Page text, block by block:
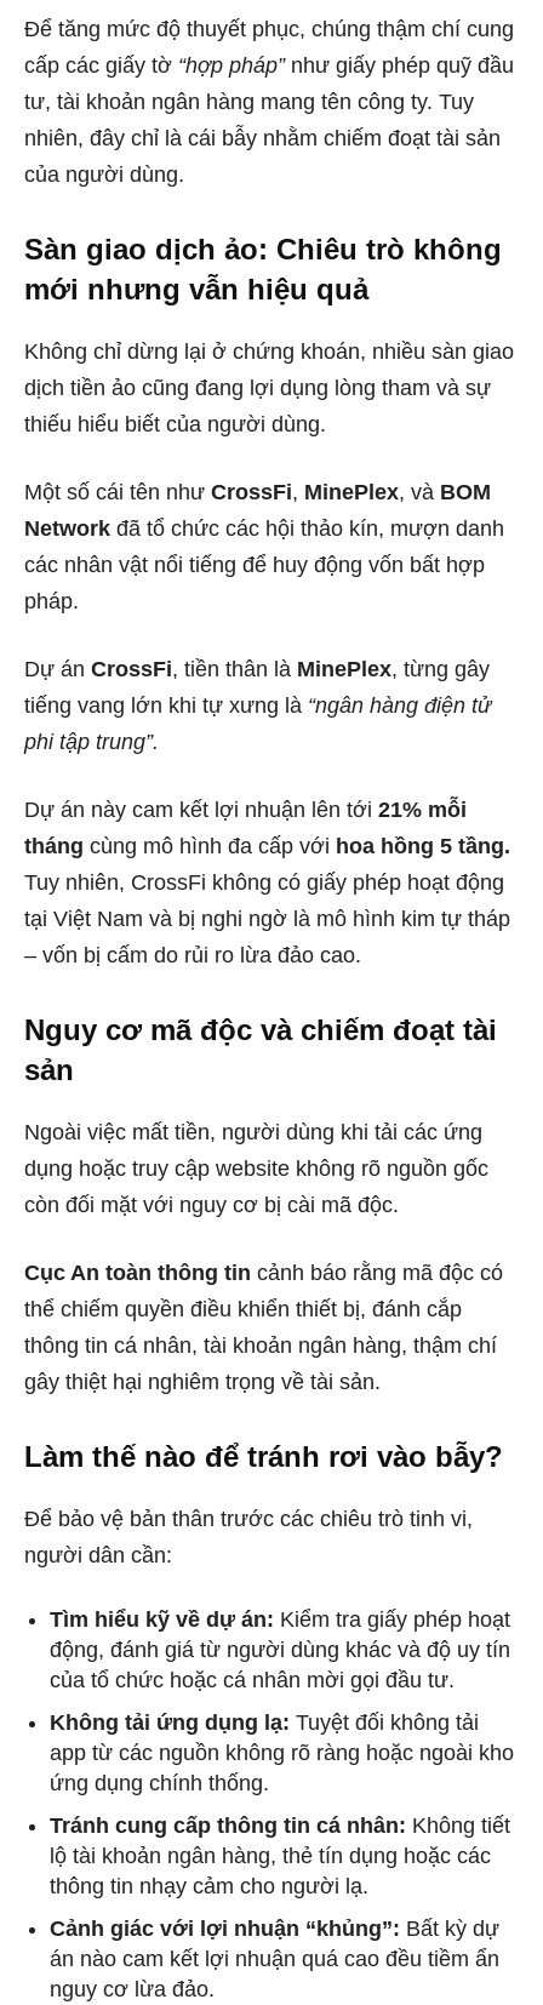
Để tăng mức độ thuyết phục, chúng thậm chí cung
cấp các giấy tờ “hợp pháp”như giấy phép quỹ đầu
tư, tài khoản ngân hàng mang tên công ty. Tuy
nhiên, đây chỉ là cái bẫy nhằm chiếm đoạt tài sản
của người dùng.
Sàn giao dịch ảo: Chiêu trò không
mới nhưng vẫn hiệu quả
Không chỉ dừng lại ở chứng khoán, nhiều sàn giao
dịch tiền ảo cũng đang lợi dụng lòng tham và sự
thiếu hiểu biết của người dùng.
Một số cái tên như CrossFi, MinePlex, và BOM
Network đã tổ chức các hội thảo kín, mượn danh
các nhân vật nổi tiếng để huy động vốn bất hợp
pháp.
Dự án CrossFi, tiền thân là MinePlex, từng gây
tiếng vang lớn khi tự xưng là “ngân hàng điện tử
phi tập trung”.
Dự án này cam kết lợi nhuận lên tới 21% mỗi
tháng cùng mô hình đa cấp với hoa hồng 5 tầng.
Tuy nhiên, CrossFi không có giấy phép hoạt động
tại Việt Nam và bị nghi ngờ là mô hình kim tự tháp
– vốn bị cấm do rủi ro lừa đảo cao.
Nguy cơ mã độc và chiếm đoạt tài
sản
Ngoài việc mất tiền, người dùng khi tải các ứng
dụng hoặc truy cập website không rõ nguồn gốc
còn đối mặt với nguy cơ bị cài mã độc.
Cục An toàn thông tin cảnh báo rằng mã độc có
thể chiếm quyền điều khiển thiết bị, đánh cắp
thông tin cá nhân, tài khoản ngân hàng, thậm chí
gây thiệt hại nghiêm trọng về tài sản.
Làm thế nào để tránh rơi vào bẫy?
Để bảo vệ bản thân trước các chiêu trò tinh vi,
người dân cần:
Tìm hiểu kỹ về dự án: Kiểm tra giấy phép hoạt
động, đánh giá từ người dùng khác và độ uy tín
của tổ chức hoặc cá nhân mời gọi đầu tư.
Không tải ứng dụng lạ: Tuyệt đối không tải
app từ các nguồn không rõ ràng hoặc ngoài kho
ứng dụng chính thống.
Tránh cung cấp thông tin cá nhân: Không tiết
lộ tài khoản ngân hàng, thẻ tín dụng hoặc các
thông tin nhạy cảm cho người lạ.
Cảnh giác với lợi nhuận “khủng”: Bất kỳ dự
án nào cam kết lợi nhuận quá cao đều tiềm ẩn
nguy cơ lừa đảo.